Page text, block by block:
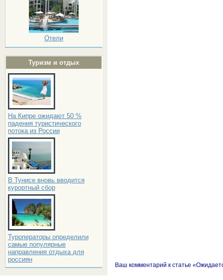
Отели
Туризм и отдых
На Кипре ожидают 50 %
падения туристического
потока из России
В Тунисе вновь вводится
курортный сбор
Туроператоры определили
самые популярные
направления отдыха для
россиян
Ваш комментарий к статье